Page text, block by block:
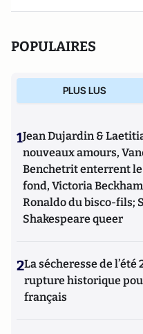
POPULAIRES
PLUS LUS
1Jean Dujardin &
nouveaux amours,
Benchetrit enterrent
fond, Victoria
Ronaldo du bisco-fils;
Shakespeare queer
2La sécheresse de
rupture historique
français